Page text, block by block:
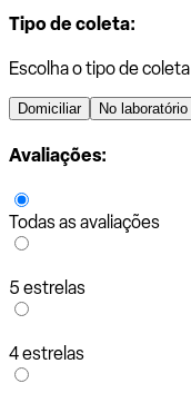
Tipo de coleta:
Escolha o tipo de coleta
Domiciliar No laboratório
Avaliações:
Todas as avaliações
5 estrelas
4 estrelas